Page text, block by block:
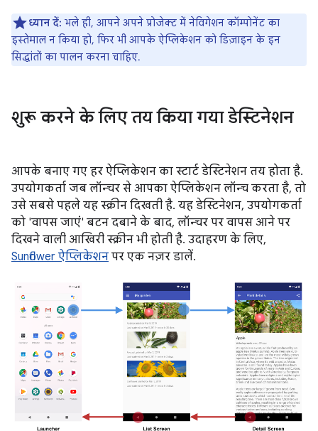
ध्यान दें: भले ही, आपने अपने प्रोजेक्ट में नेविगेशन कॉम्पोनेंट का
इस्तेमाल न किया हो, फिर भी आपके ऐप्लिकेशन को डिज़ाइन के इन
सिद्धांतों का पालन करना चाहिए.
शुरू करने के लिए तय किया गया डेस्टिनेशन
आपके बनाए गए हर ऐप्लिकेशन का स्टार्ट डेस्टिनेशन तय होता है.
उपयोगकर्ता जब लॉन्चर से आपका ऐप्लिकेशन लॉन्च करता है, तो
उसे सबसे पहले यह स्क्रीन दिखती है. यह डेस्टिनेशन, उपयोगकर्ता
को 'वापस जाएं' बटन दबाने के बाद, लॉन्चर पर वापस आने पर
दिखने वाली आखिरी स्क्रीन भी होती है. उदाहरण के लिए,
Sunflower ऐप्लिकेशन पर एक नज़र डालें.